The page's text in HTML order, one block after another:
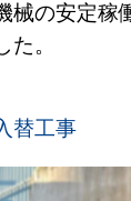
械の安定稼
。
替工事